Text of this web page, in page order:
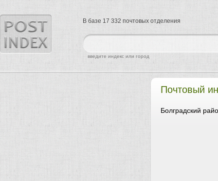
Почтовый
Болградский
найти
введите индекс или город
В базе 17 332 почтовых отделения